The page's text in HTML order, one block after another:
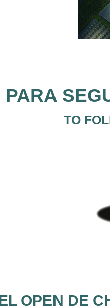
PARA
TO
OPEN DE